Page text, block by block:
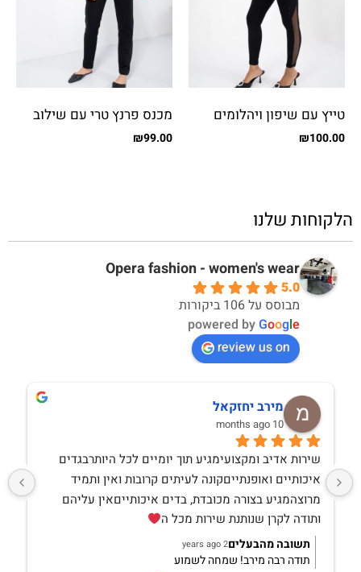
טייץ עם שיפון ויהלומים
₪100.00
מכנס פרנץ טרי עם שילוב
בצד ₪99.00
הלקוחות שלנו
Opera fashion - women's wear
5.0
מבוסס על 106 ביקורות
powered byGoogle
review us on
מירב יחזקאל
10 months ago
ותודה לקרן שנותנת שירות מכל ה
תשובה מהבעלים2 years ago
תודה רבה מירב! שמחה לשמוע